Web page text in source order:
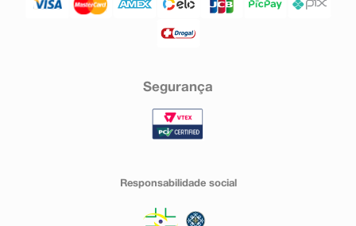
Segurança
Responsabilidade social